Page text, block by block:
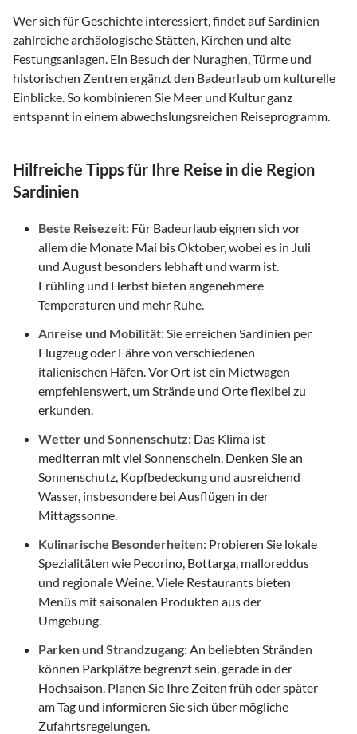
Wer sich für Geschichte interessiert, findet auf Sardinien
zahlreiche archäologische Stätten, Kirchen und alte
Festungsanlagen. Ein Besuch der Nuraghen, Türme und
historischen Zentren ergänzt den Badeurlaub um kulturelle
Einblicke. So kombinieren Sie Meer und Kultur ganz
entspannt in einem abwechslungsreichen Reiseprogramm.
Hilfreiche Tipps für Ihre Reise in die Region
Sardinien
Beste Reisezeit: Für Badeurlaub eignen sich vor
allem die Monate Mai bis Oktober, wobei es in Juli
und August besonders lebhaft und warm ist.
Frühling und Herbst bieten angenehmere
Temperaturen und mehr Ruhe.
Anreise und Mobilität:Sie erreichen Sardinien per
Flugzeug oder Fähre von verschiedenen
italienischen Häfen. Vor Ort ist ein Mietwagen
empfehlenswert, um Strände und Orte flexibel zu
erkunden.
Wetter und Sonnenschutz: Das Klima ist
mediterran mit viel Sonnenschein. Denken Sie an
Sonnenschutz, Kopfbedeckung und ausreichend
Wasser, insbesondere bei Ausflügen in der
Mittagssonne.
Kulinarische Besonderheiten: Probieren Sie lokale
Spezialitäten wie Pecorino, Bottarga, malloreddus
und regionale Weine. Viele Restaurants bieten
Menüs mit saisonalen Produkten aus der
Umgebung.
Parken und Strandzugang:An beliebten Stränden
können Parkplätze begrenzt sein, gerade in der
Hochsaison. Planen Sie Ihre Zeiten früh oder später
am Tag und informieren Sie sich über mögliche
Zufahrtsregelungen.